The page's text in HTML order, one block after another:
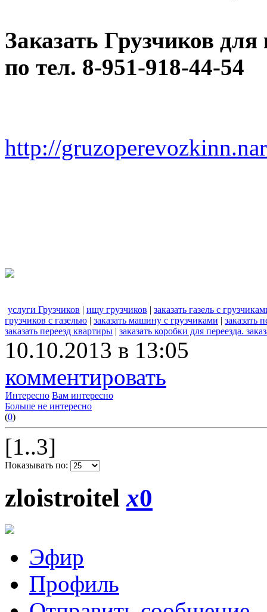
Заказать Грузчиков
по тел. 8-951-918-44-54
http://
услуги Грузчиков | ищу грузчиков | заказать газель с
грузчиков с газелью | заказать машину с грузчиками | заказать
заказать переезд квартиры | заказать коробки для переезда.
10.10.2013 в 13:05
комментировать
Интересно Вам интересно
Больше не интересно
(0)
[1..3]
Показывать по:
zloistroitelx0
Эфир
Профиль